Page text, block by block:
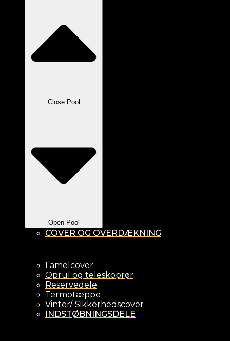
Close Pool
Open Pool
COVER OG OVERDÆKNING
Lamelcover
Oprul og teleskoprør
Reservedele
Termotæppe
Vinter/-Sikkerhedscover
INDSTØBNINGSDELE